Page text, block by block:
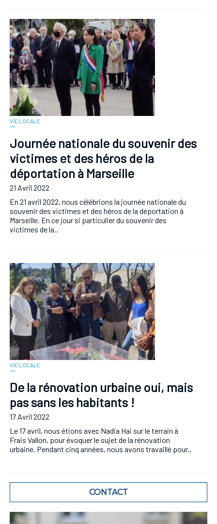
VIE LOCALE
Journée nationale du souvenir des
victimes et des héros de la
déportation à Marseille
21 Avril 2022
En 21 avril 2022, nous célébrions la journée nationale du
souvenir des victimes et des héros de la déportation à
Marseille. En ce jour si particulier du souvenir des
victimes de la..
VIE LOCALE
De la rénovation urbaine oui, mais
pas sans les habitants !
17 Avril 2022
Le 17 avril, nous étions avec Nadia Hai sur le terrain à
Frais Vallon, pour évoquer le sujet de la rénovation
urbaine. Pendant cinq années, nous avons travaillé pour..
CONTACT